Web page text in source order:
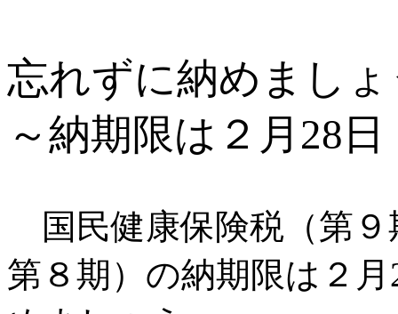
忘れずに納めまし
～納期限は２月28
国民健康保険税（第９
第８期）の納期限は２